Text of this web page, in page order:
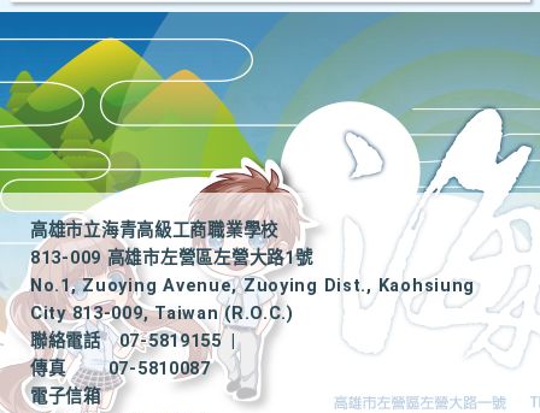
高雄市立海青高級工商職業學校
813-009 高雄市左營區左營大路1號
No.1, Zuoying Avenue, Zuoying Dist., Kaohsiung
City 813-009, Taiwan (R.O.C.)
聯絡電話
07-5819155
|
傳真
07-5810087
電子信箱